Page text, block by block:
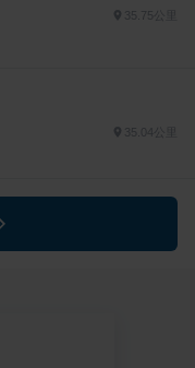
35.75公里
35.04公里